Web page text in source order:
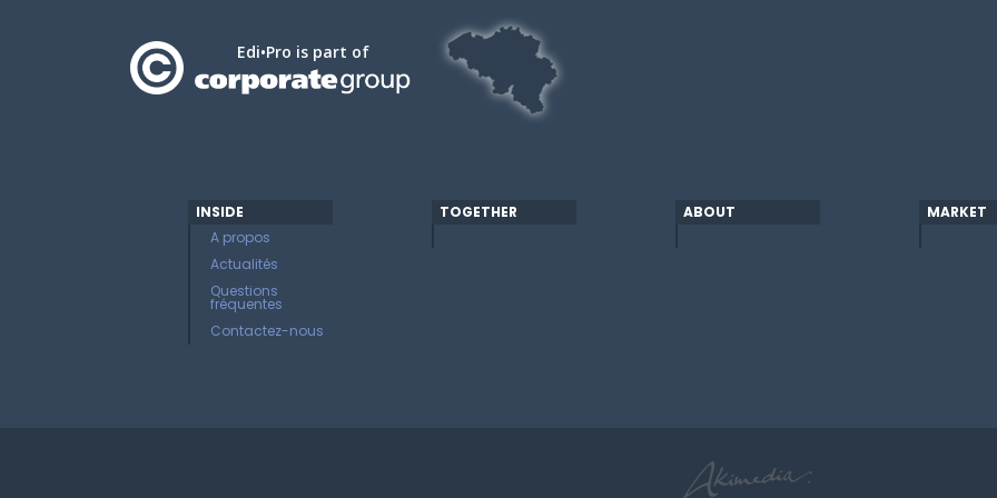
Edi•Pro is part of
INSIDE
A propos
Actualités
Questions
fréquentes
Contactez-nous
TOGETHER ABOUT MARKET